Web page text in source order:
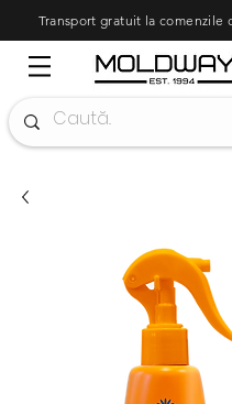
Transport gratuit la comenzile